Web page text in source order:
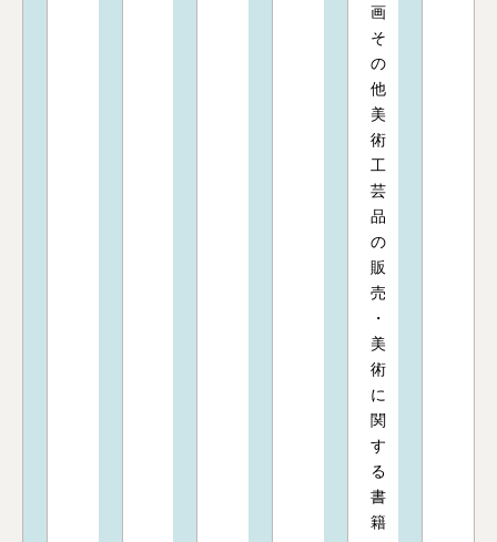
画
そ
の
他
美
術
工
芸
品
の
販
売
・
美
術
に
関
す
る
書
籍